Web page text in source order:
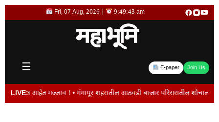
Skip
Fri, 07 Aug, 2026 | 9:49:43 am
☰ E-paper Join Us
LIVE:
मज्जाव ! • गंगापूर शहरातील आठवडी बाजार परिसरातील शौचालय बांधकामास